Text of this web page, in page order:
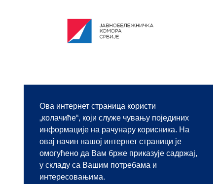
Ова интернет страница користи
„колачиће“, који служе чувању појединих
информације на рачунару корисника. На
овај начин нашој интернет страници је
омогућено да Вам брже приказује садржај,
у складу са Вашим потребама и
интересовањима.
IMENOVANJE
JAVNOBELEŽNIČKOG
POMOĆNIKA
07.07.2021.